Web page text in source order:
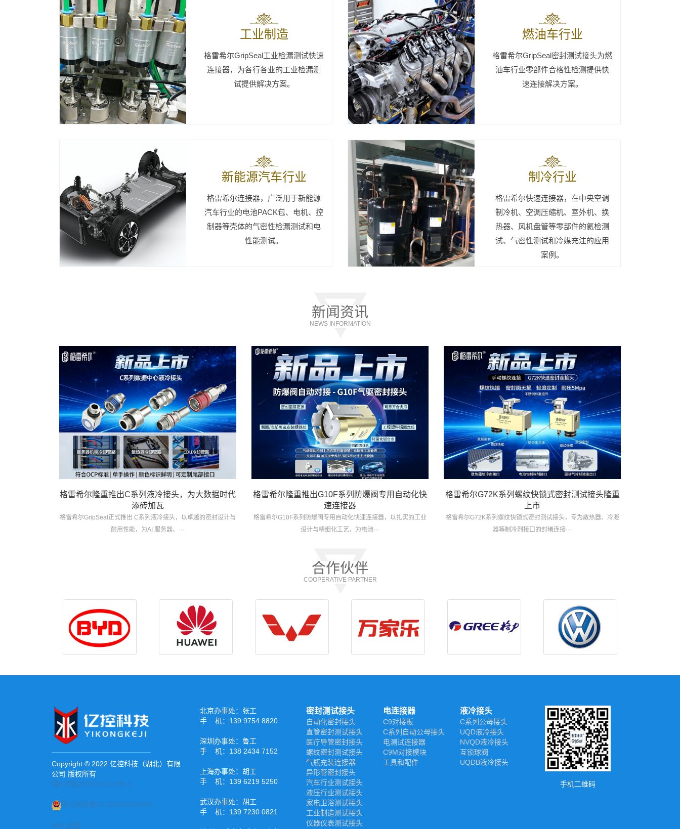
工业制造
格雷希尔GripSeal工业检漏测试快速
连接器，为各行各业的工业检漏测
试提供解决方案。
燃油车行业
格雷希尔GripSeal密封测试接头为燃
油车行业零部件合格性检测提供快
速连接解决方案。
新能源汽车行业
格雷希尔连接器，广泛用于新能源
汽车行业的电池PACK包、电机、控
制器等壳体的气密性检漏测试和电
性能测试。
制冷行业
格雷希尔快速连接器，在中央空调
制冷机、空调压缩机、室外机、换
热器、风机盘管等零部件的氦检测
试、气密性测试和冷媒充注的应用
案例。
新闻资讯
NEWS INFORMATION
格雷希尔隆重推出C系列液冷接头，为大数据时代
添砖加瓦
格雷希尔GripSeal正式推出 C系列液冷接头，以卓越的密封设计与
耐用性能，为AI 服务器、···
格雷希尔隆重推出G10F系列防爆阀专用自动化快
速连接器
格雷希尔G10F系列防爆阀专用自动化快速连接器，以扎实的工业
设计与精细化工艺，为电池···
格雷希尔G72K系列螺纹快锁式密封测试接头隆重
上市
格雷希尔G72K系列螺纹快锁式密封测试接头，专为散热器、冷凝
器等制冷剂接口的封堵连接···
合作伙伴
COOPERATIVE PARTNER
Copyright © 2022 亿控科技（湖北）有限
公司 版权所有
鄂ICP备2022015221号-2
鄂公网安备42120202000485
XML地图
北京办事处：张工
手 机：139 9754 8820
深圳办事处：鲁工
手 机：138 2434 7152
上海办事处：胡工
手 机：139 6219 5250
武汉办事处：胡工
手 机：139 7230 0821
密封测试接头
自动化密封接头
直管密封测试接头
医疗导管密封接头
螺纹密封测试接头
气瓶充装连接器
异形管密封接头
汽车行业测试接头
液压行业测试接头
家电卫浴测试接头
工业制造测试接头
仪器仪表测试接头
电连接器
C9对接板
C系列自动公母接头
电测试连接器
C9M对接模块
工具和配件
液冷接头
C系列公母接头
UQD液冷接头
NVQD液冷接头
互锁球阀
UQDB液冷接头
手机二维码